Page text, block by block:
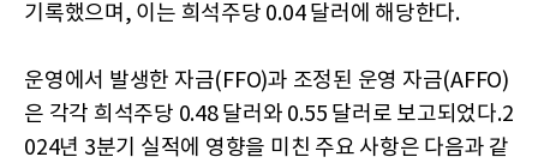
기록했으며, 이는 희석주당 0.04 달러에 해당한다.
운영에서 발생한 자금(FFO)과 조정된 운영 자금(AFFO)
은 각각 희석주당 0.48 달러와 0.55 달러로 보고되었다.2
024년 3분기 실적에 영향을 미친 주요 사항은 다음과 같